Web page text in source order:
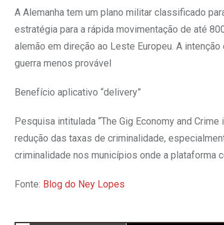
A Alemanha tem um plano militar classificado
estratégia para a rápida movimentação de até
alemão em direção ao Leste Europeu. A
guerra menos provável
Benefício aplicativo “delivery”
Pesquisa intitulada “The Gig Economy and
redução das taxas de criminalidade,
criminalidade nos municípios onde a plataforma
Fonte: Blog do Ney Lopes